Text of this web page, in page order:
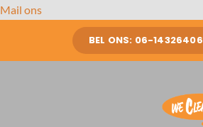
Mail onsGa
inhoud
BEL ONS: 06-14326406